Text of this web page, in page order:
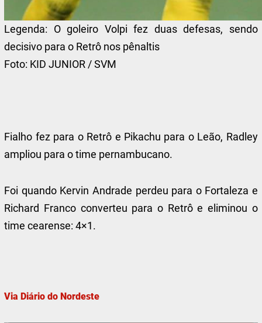
Legenda: O goleiro Volpi fez duas defesas, sendo
decisivo para o Retrô nos pênaltis
Foto: KID JUNIOR / SVM
Fialho fez para o Retrô e Pikachu para o Leão, Radley
ampliou para o time pernambucano.
Foi quando Kervin Andrade perdeu para o Fortaleza e
Richard Franco converteu para o Retrô e eliminou o
time cearense: 4×1.
Via Diário do Nordeste